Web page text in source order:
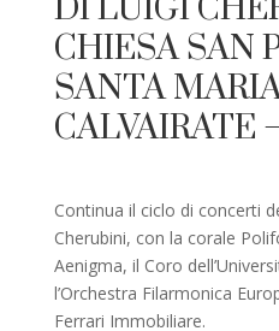
DI LUIGI
CHIESA SAN
SANTA
CALVAIRATE
Continua il ciclo di concerti
Cherubini, con la corale
Aenigma, il Coro
l’Orchestra Filarmonica
Ferrari Immobiliare.